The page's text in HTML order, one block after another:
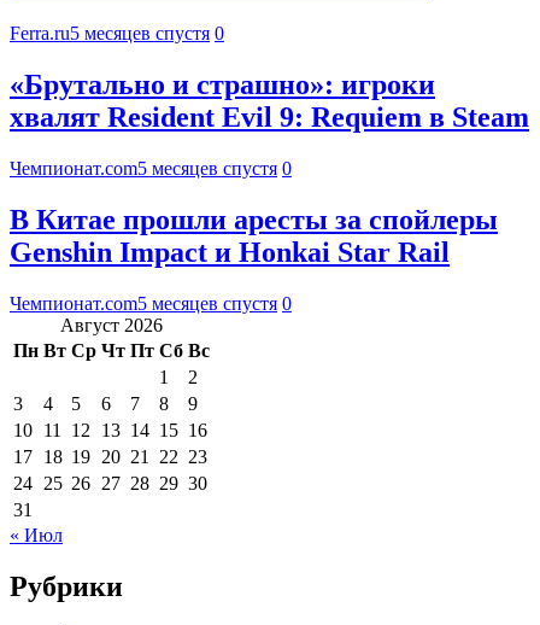
Ferra.ru5 месяцев спустя 0
«Брутально и страшно»: игроки
хвалят Resident Evil 9: Requiem в Steam
Чемпионат.com5 месяцев спустя 0
В Китае прошли аресты за спойлеры
Genshin Impact и Honkai Star Rail
Чемпионат.com5 месяцев спустя 0
Август 2026
Пн Вт Ср Чт Пт Сб Вс
1
2
3
4 5 6 7 8
9
10 11 12 13 14 15 16
17 18 19 20 21 22 23
24 25 26 27 28 29 30
31
« Июл
Рубрики